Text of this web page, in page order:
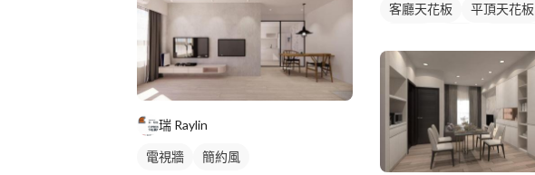
瑞 Raylin
電視牆 簡約風
客廳天花板 平頂天花板
客廳燈光設計